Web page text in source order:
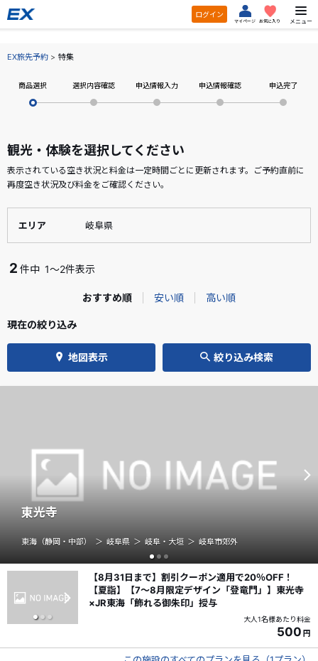
ログイン
マイページ お気に入り メニュー
EX旅先予約 特集
商品選択 選択内容確認 申込情報入力 申込情報確認 申込完了
観光・体験を選択してください
表示されている空き状況と料金は一定時間ごとに更新されます。ご予約直前に
再度空き状況及び料金をご確認ください。
エリア 岐阜県
地図表示 絞り込み検索
現在の絞り込み
2 件中 1～2件表示
おすすめ順 安い順 高い順
東光寺
東海（静岡・中部） 岐阜県 岐阜・大垣 岐阜市郊外
【8月31日まで】割引クーポン適用で20％OFF！
【夏詣】【7～8月限定デザイン「登竜門」】東光寺
×JR東海「飾れる御朱印」授与
大人1名様あたり料金
500 円